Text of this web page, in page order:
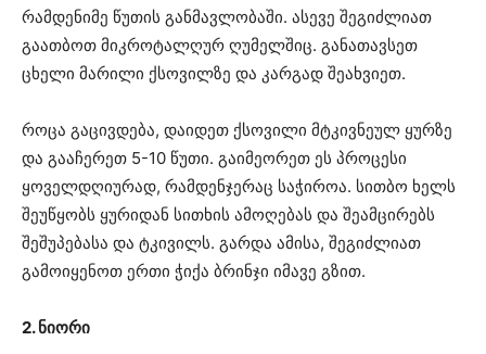
რამდენიმე წუთის განმავლობაში. ასევე შეგიძლიათ
გაათბოთ მიკროტალღურ ღუმელშიც. განათავსეთ
ცხელი მარილი ქსოვილზე და კარგად შეახვიეთ.
როცა გაცივდება, დაიდეთ ქსოვილი მტკივნეულ ყურზე
და გააჩერეთ 5-10 წუთი. გაიმეორეთ ეს პროცესი
ყოველდღიურად, რამდენჯერაც საჭიროა. სითბო ხელს
შეუწყობს ყურიდან სითხის ამოღებას და შეამცირებს
შეშუპებასა და ტკივილს. გარდა ამისა, შეგიძლიათ
გამოიყენოთ ერთი ჭიქა ბრინჯი იმავე გზით.
2. ნიორი